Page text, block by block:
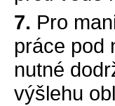
7. Pro
práce pod
nutné
výšlehu